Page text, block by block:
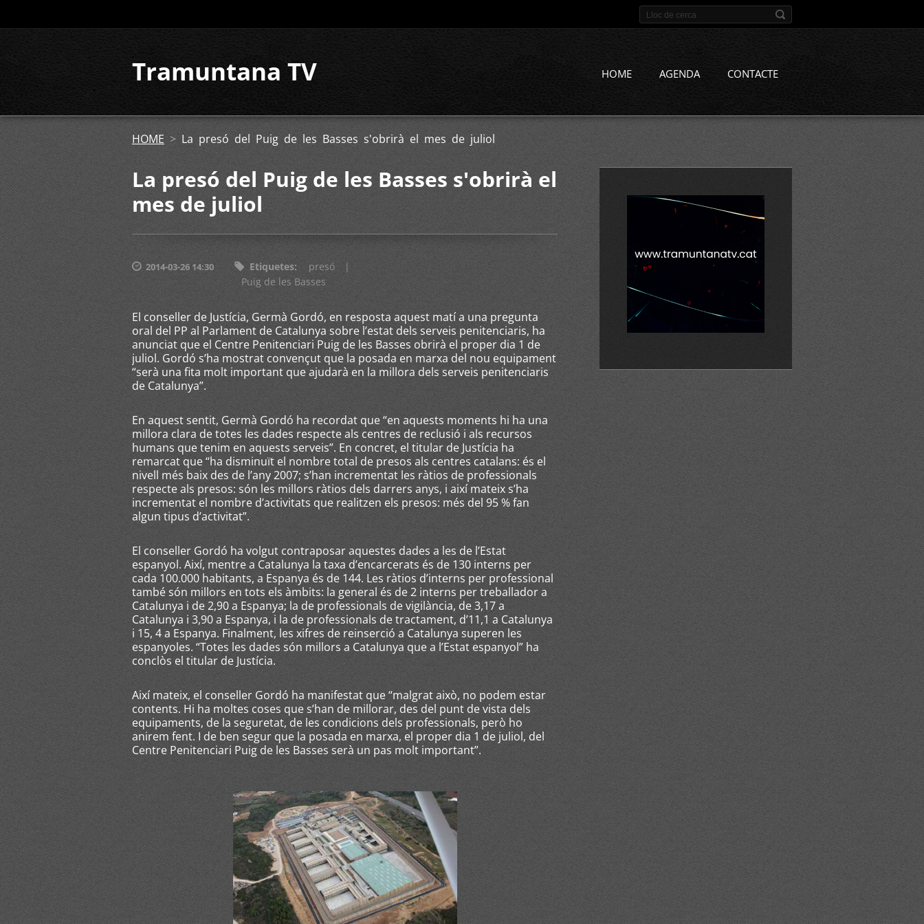
Tramuntana TV HOME AGENDA CONTACTE
HOME > La presó del Puig de les Basses s'obrirà el mes de juliol
La presó del Puig de les Basses s'obrirà el
mes de juliol
2014-03-26 14:30 Etiquetes: presó
|
Puig de les Basses
El conseller de Justícia, Germà Gordó, en resposta aquest matí a una pregunta
oral del PP al Parlament de Catalunya sobre l’estat dels serveis penitenciaris, ha
anunciat que el Centre Penitenciari Puig de les Basses obrirà el proper dia 1 de
juliol. Gordó s’ha mostrat convençut que la posada en marxa del nou equipament
“serà una fita molt important que ajudarà en la millora dels serveis penitenciaris
de Catalunya”.
En aquest sentit, Germà Gordó ha recordat que “en aquests moments hi ha una
millora clara de totes les dades respecte als centres de reclusió i als recursos
humans que tenim en aquests serveis”. En concret, el titular de Justícia ha
remarcat que “ha disminuït el nombre total de presos als centres catalans: és el
nivell més baix des de l’any 2007; s’han incrementat les ràtios de professionals
respecte als presos: són les millors ràtios dels darrers anys, i així mateix s’ha
incrementat el nombre d’activitats que realitzen els presos: més del 95 % fan
algun tipus d’activitat”.
El conseller Gordó ha volgut contraposar aquestes dades a les de l’Estat
espanyol. Així, mentre a Catalunya la taxa d’encarcerats és de 130 interns per
cada 100.000 habitants, a Espanya és de 144. Les ràtios d’interns per professional
també són millors en tots els àmbits: la general és de 2 interns per treballador a
Catalunya i de 2,90 a Espanya; la de professionals de vigilància, de 3,17 a
Catalunya i 3,90 a Espanya, i la de professionals de tractament, d’11,1 a Catalunya
i 15, 4 a Espanya. Finalment, les xifres de reinserció a Catalunya superen les
espanyoles. “Totes les dades són millors a Catalunya que a l’Estat espanyol” ha
conclòs el titular de Justícia.
Així mateix, el conseller Gordó ha manifestat que “malgrat això, no podem estar
contents. Hi ha moltes coses que s’han de millorar, des del punt de vista dels
equipaments, de la seguretat, de les condicions dels professionals, però ho
anirem fent. I de ben segur que la posada en marxa, el proper dia 1 de juliol, del
Centre Penitenciari Puig de les Basses serà un pas molt important”.